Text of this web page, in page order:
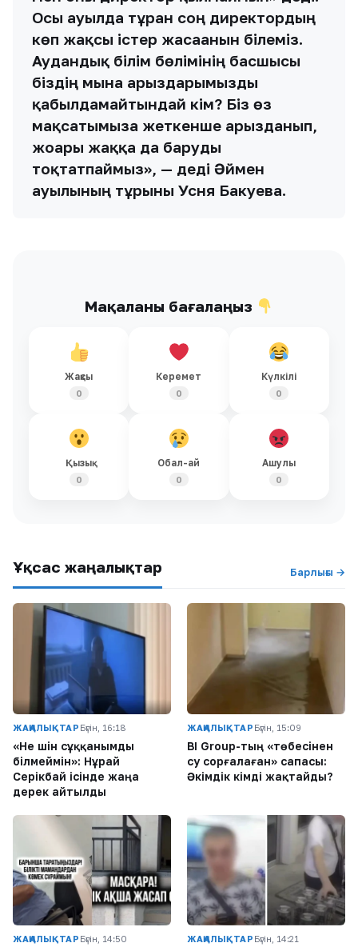
Осы ауылда тұрған соң директордың
көп жақсы істер жасағанын білеміз.
Аудандық білім бөлімінің басшысы
біздің мына арыздарымызды
қабылдамайтындай кім? Біз өз
мақсатымызға жеткенше арызданып,
жоғары жаққа да баруды
тоқтатпаймыз», — деді Әймен
ауылының тұрғыны Усня Бакуева.
Мақаланы бағалаңыз
Жақсы
0
Керемет
0
Күлкілі
0
Қызық
0
Обал-ай
0
Ашулы
0
Ұқсас жаңалықтар Барлығы →
ЖАҢАЛЫҚТАР Бүгін, 16:18
«Не үшін сұққанымды
білмеймін»: Нұрай
Серікбай ісінде жаңа
дерек айтылды
ЖАҢАЛЫҚТАР Бүгін, 15:09
BI Group-тың «төбесінен
су сорғалаған» сапасы:
Әкімдік кімді жақтайды?
ЖАҢАЛЫҚТАР Бүгін, 14:50 ЖАҢАЛЫҚТАР Бүгін, 14:21